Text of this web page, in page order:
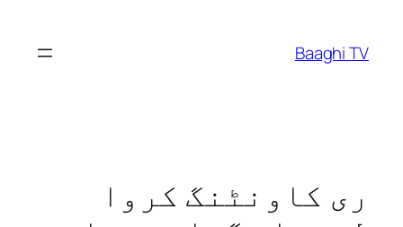
content
Baaghi TV
ری کاونٹنگ کروا